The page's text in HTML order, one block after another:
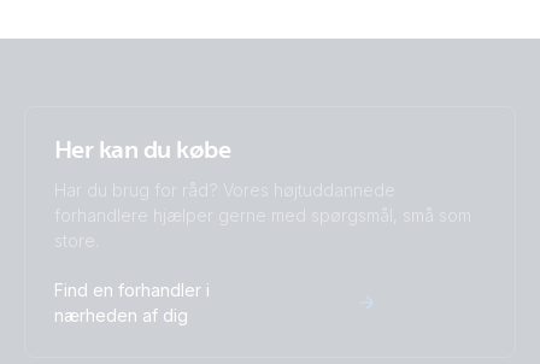
Her kan du købe
Har du brug for råd? Vores højtuddannede
forhandlere hjælper gerne med spørgsmål, små som
store.
Find en forhandler i
nærheden af dig